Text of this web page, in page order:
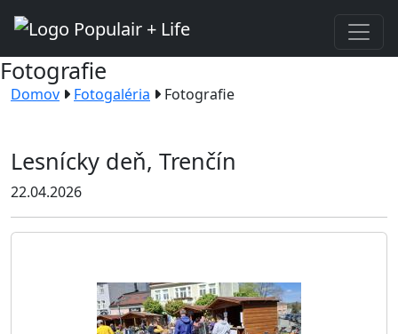
Fotografie
Domov Fotogaléria Fotografie
Lesnícky deň, Trenčín
22.04.2026